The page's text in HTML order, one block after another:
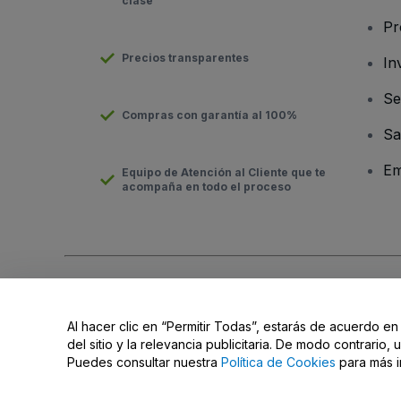
Precios transparentes
Compras con garantía al 100%
Equipo de Atención al Cliente que te
acompaña en todo el proceso
No compartir mi información personal ni tus opciones de
Al hacer clic en “Permitir Todas”, estarás de acuerdo
del sitio y la relevancia publicitaria. De modo contrario,
Puedes consultar nuestra Política de Cookies para más